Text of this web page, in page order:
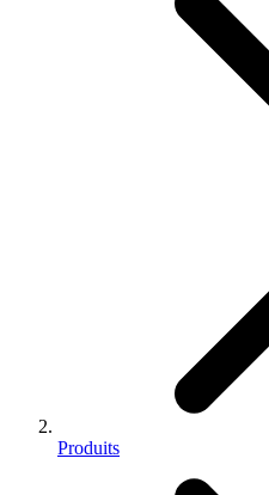
Produits